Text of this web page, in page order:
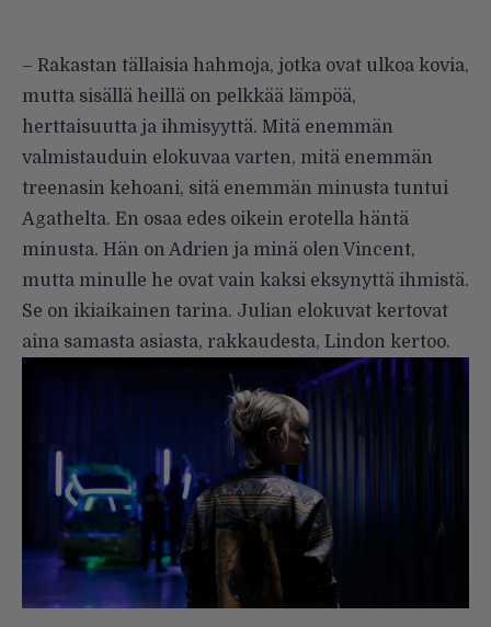
– Rakastan tällaisia hahmoja, jotka ovat ulkoa kovia,
mutta sisällä heillä on pelkkää lämpöä,
herttaisuutta ja ihmisyyttä. Mitä enemmän
valmistauduin elokuvaa varten, mitä enemmän
treenasin kehoani, sitä enemmän minusta tuntui
Agathelta. En osaa edes oikein erotella häntä
minusta. Hän on Adrien ja minä olen Vincent,
mutta minulle he ovat vain kaksi eksynyttä ihmistä.
Se on ikiaikainen tarina. Julian elokuvat kertovat
aina samasta asiasta, rakkaudesta, Lindon kertoo.